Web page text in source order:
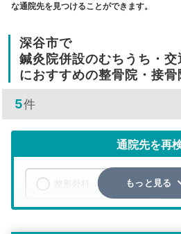
な通院先を見つけることができます。
深谷市で
鍼灸院併設のむちうち・交
におすすめの整骨院・接骨
5件
通院先を再
もっと見る